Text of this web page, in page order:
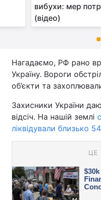
вибухи: мер
(відео)
Нагадаємо, РФ рано
Україну. Вороги
об’єкти та
Захисники України
відсіч. На нашій землі
ліквідували близько